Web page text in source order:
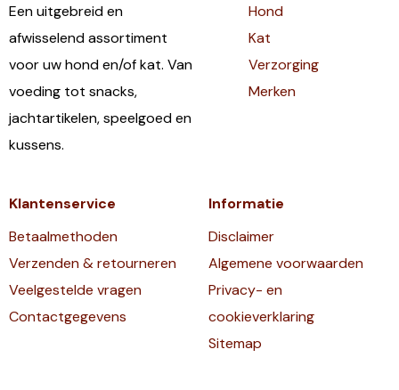
Een uitgebreid en
afwisselend assortiment
voor uw hond en/of kat. Van
voeding tot snacks,
jachtartikelen, speelgoed en
kussens.
Hond
Kat
Verzorging
Merken
Klantenservice
Betaalmethoden
Verzenden & retourneren
Veelgestelde vragen
Contactgegevens
Informatie
Disclaimer
Algemene voorwaarden
Privacy- en
cookieverklaring
Sitemap